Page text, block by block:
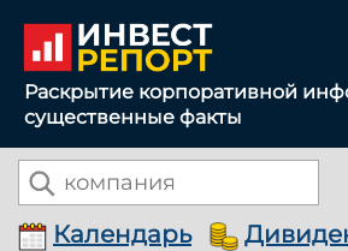
Раскрытие корпоративной
существенные факты
Календарь